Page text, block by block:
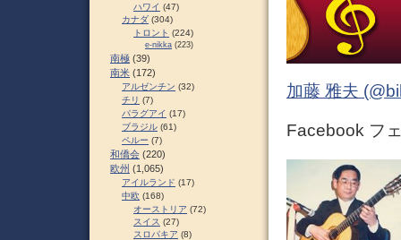
加藤 雅夫
Facebook フ
ハワイ (47)
カナダ (304)
トロント (224)
e-nikka (223)
南極 (39)
南米 (172)
アルゼンチン (32)
チリ (7)
パラグアイ (17)
ブラジル (61)
ペルー (7)
和僑会 (220)
欧州 (1,065)
アイルランド (17)
中欧 (168)
オーストリア (72)
スイス (27)
スロパキア (8)